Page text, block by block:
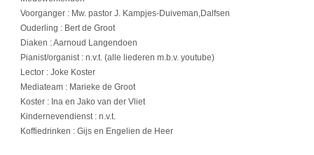
Voorganger : Mw. pastor J. Kampjes-Duiveman,Dalfsen
Ouderling : Bert de Groot
Diaken : Aarnoud Langendoen
Pianist/organist : n.v.t. (alle liederen m.b.v. youtube)
Lector : Joke Koster
Mediateam : Marieke de Groot
Koster : Ina en Jako van der Vliet
Kindernevendienst : n.v.t.
Koffiedrinken : Gijs en Engelien de Heer